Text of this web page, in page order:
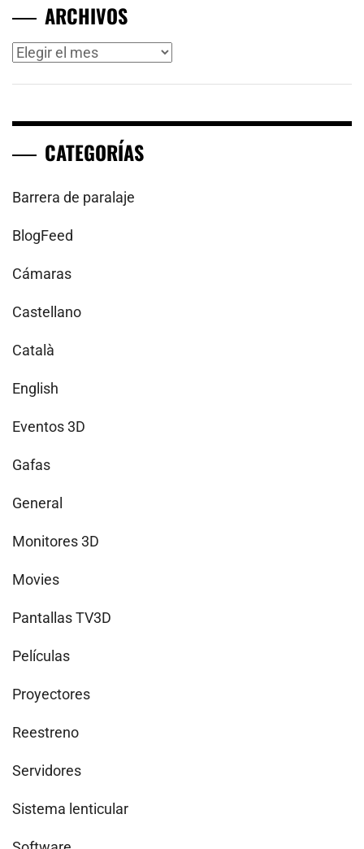
ARCHIVOS
Archivos
CATEGORÍAS
Barrera de paralaje
BlogFeed
Cámaras
Castellano
Català
English
Eventos 3D
Gafas
General
Monitores 3D
Movies
Pantallas TV3D
Películas
Proyectores
Reestreno
Servidores
Sistema lenticular